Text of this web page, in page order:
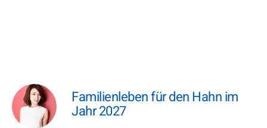
Familienleben für den Hahn im
Jahr 2027